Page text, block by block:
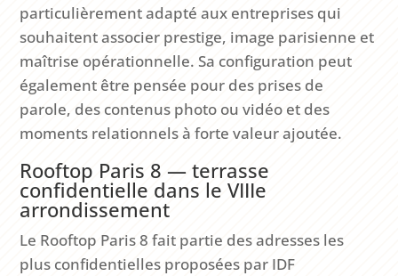
particulièrement adapté aux entreprises qui
souhaitent associer prestige, image parisienne et
maîtrise opérationnelle. Sa configuration peut
également être pensée pour des prises de
parole, des contenus photo ou vidéo et des
moments relationnels à forte valeur ajoutée.
Rooftop Paris 8 — terrasse
confidentielle dans le VIIIe
arrondissement
Le Rooftop Paris 8 fait partie des adresses les
plus confidentielles proposées par IDF